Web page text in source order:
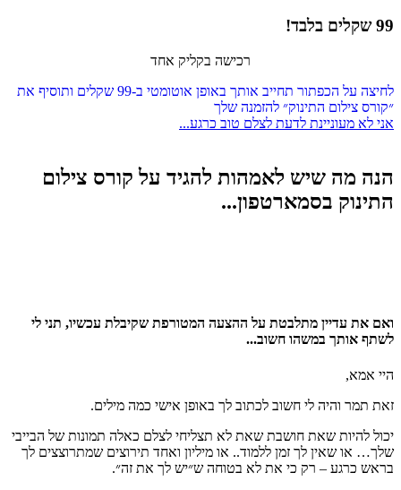
99 שקלים בלבד!
רכישה בקליק אחד
לחיצה על הכפתור תחייב אותך באופן אוטומטי ב-99 שקלים ותוסיף את
״קורס צילום התינוק״ להזמנה שלך
אני לא מעוניינת לדעת לצלם טוב כרגע...
הנה מה שיש לאמהות להגיד על קורס צילום
התינוק בסמארטפון...
ואם את עדיין מתלבטת על ההצעה המטורפת שקיבלת עכשיו, תני לי
לשתף אותך במשהו חשוב...
היי אמא,
זאת תמר והיה לי חשוב לכתוב לך באופן אישי כמה מילים.
יכול להיות שאת חושבת שאת לא תצליחי לצלם כאלה תמונות של הבייבי
שלך… או שאין לך זמן ללמוד.. או מיליון ואחד תירוצים שמתרוצצים לך
בראש כרגע – רק כי את לא בטוחה ש״יש לך את זה״.